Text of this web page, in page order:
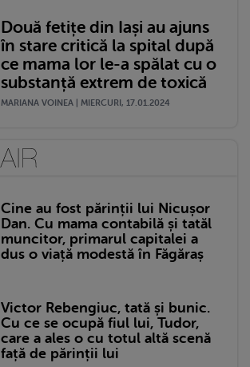
Două fetițe din Iași au ajuns
în stare critică la spital după
ce mama lor le-a spălat cu o
substanță extrem de toxică
MARIANA VOINEA | MIERCURI, 17.01.2024
Cine au fost părinții lui Nicușor
Dan. Cu mama contabilă și tatăl
muncitor, primarul capitalei a
dus o viață modestă în Făgăraș
Victor Rebengiuc, tată și bunic.
Cu ce se ocupă fiul lui, Tudor,
care a ales o cu totul altă scenă
față de părinții lui